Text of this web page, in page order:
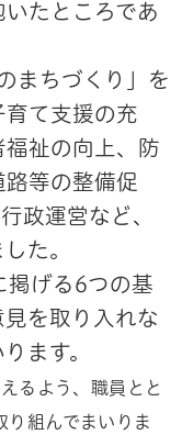
たところであ
まちづくり」を
て支援の充
祉の向上、防
等の整備促
政運営など、
た。
掲げる6つの基
を取り入れな
ます。
るよう、職員とと
り組んでまいりま